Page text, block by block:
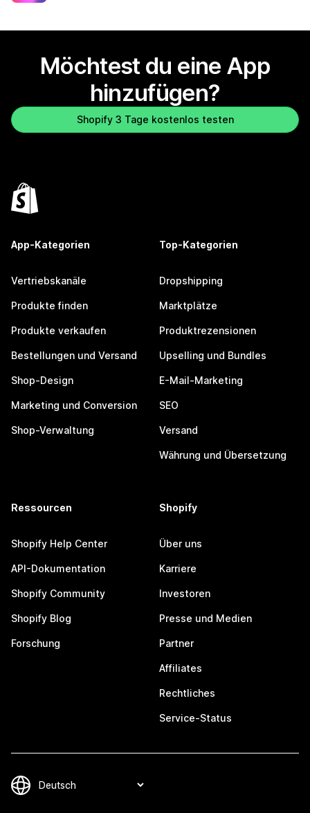
Möchtest du eine App
hinzufügen?
Shopify 3 Tage kostenlos testen
App-Kategorien
Vertriebskanäle
Produkte finden
Produkte verkaufen
Bestellungen und Versand
Shop-Design
Marketing und Conversion
Shop-Verwaltung
Top-Kategorien
Dropshipping
Marktplätze
Produktrezensionen
Upselling und Bundles
E-Mail-Marketing
SEO
Versand
Währung und Übersetzung
Ressourcen
Shopify Help Center
API-Dokumentation
Shopify Community
Shopify Blog
Forschung
Shopify
Über uns
Karriere
Investoren
Presse und Medien
Partner
Affiliates
Rechtliches
Service-Status